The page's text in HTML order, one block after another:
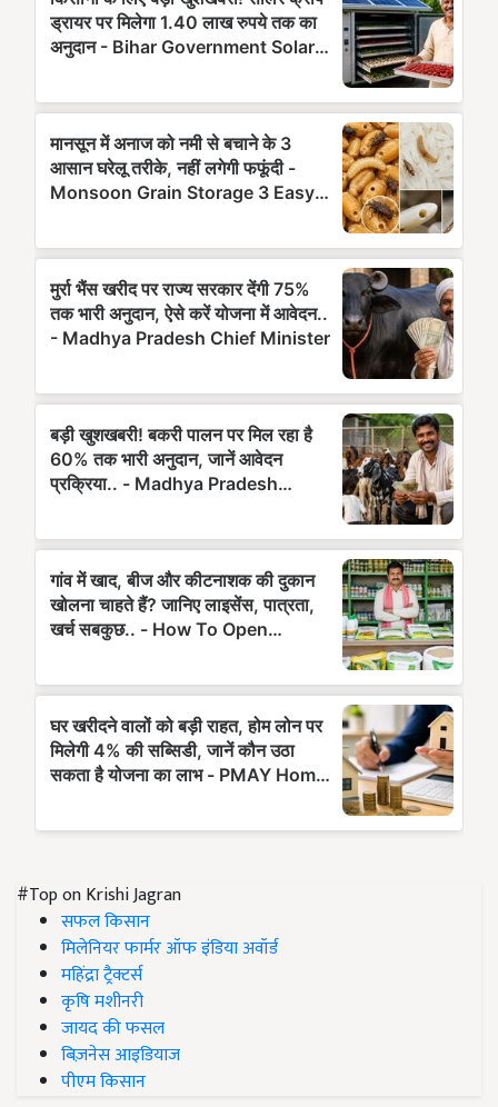
#Top on Krishi Jagran
सफल किसान
मिलेनियर फार्मर ऑफ इंडिया अवॉर्ड
महिंद्रा ट्रैक्टर्स
कृषि मशीनरी
जायद की फसल
बिज़नेस आइडियाज
पीएम किसान